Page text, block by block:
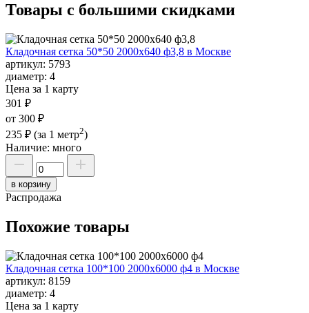
Товары с большими скидками
Кладочная сетка 50*50 2000х640 ф3,8 в Москве
артикул: 5793
диаметр: 4
Цена за 1 карту
301 ₽
от 300 ₽
235 ₽ (за 1 метр2)
Наличие: много
в корзину
Распродажа
Похожие товары
Кладочная сетка 100*100 2000х6000 ф4 в Москве
артикул: 8159
диаметр: 4
Цена за 1 карту